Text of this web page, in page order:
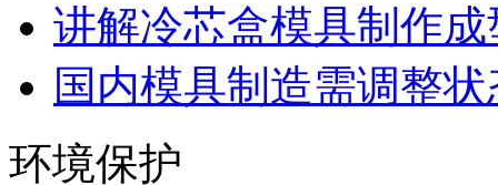
讲解冷芯盒模具制作
国内模具制造需调整
环境保护